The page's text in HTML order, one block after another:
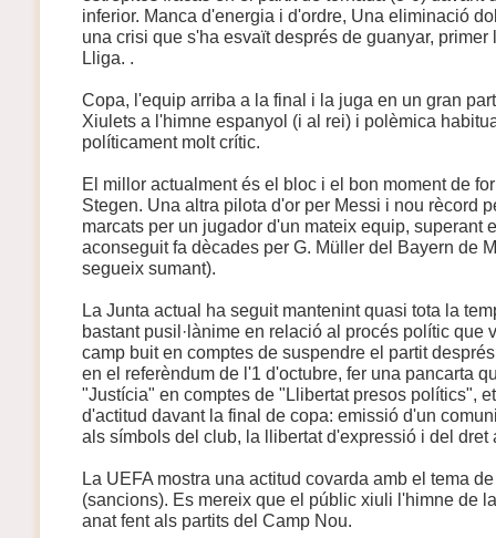
inferior. Manca d'energia i d'ordre, Una eliminació
una crisi que s'ha esvaït després de guanyar,
Lliga. .
Copa, l'equip arriba a la final i la juga en un gran
Xiulets a l'himne espanyol (i al rei) i polèmica
políticament molt crític.
El millor actualment és el bloc i el bon moment de
Stegen. Una altra pilota d'or per Messi i nou rècord
marcats per un jugador d'un mateix equip, superant
aconseguit fa dècades per G. Müller del Bayern de
segueix sumant).
La Junta actual ha seguit mantenint quasi tota la
bastant pusil·lànime en relació al procés polític que
camp buit en comptes de suspendre el partit
en el referèndum de l'1 d'octubre, fer una pancarta
"Justícia" en comptes de "Llibertat presos polítics",
d'actitud davant la final de copa: emissió d'un
als símbols del club, la llibertat d'expressió i del dret
La UEFA mostra una actitud covarda amb el tema
(sancions). Es mereix que el públic xiuli l'himne de
anat fent als partits del Camp Nou.